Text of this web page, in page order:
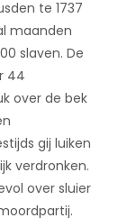
te 1737
maanden
slaven. De
44
over de bek
gij luiken
verdronken.
over sluier